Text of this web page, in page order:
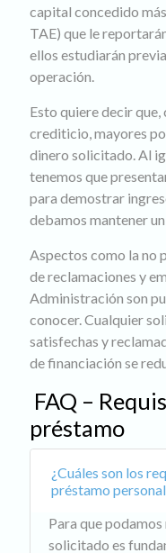
capital concedido
TAE) que le
ellos estudiarán
operación.
Esto quiere decir
crediticio, mayores
dinero solicitado. Al
tenemos que
para demostrar
debamos mantener
Aspectos como la no
de reclamaciones y
Administración son
conocer. Cualquier
satisfechas y
de financiación se
FAQ –
préstamo
¿Cuáles son los
préstamo
Para que
solicitado es